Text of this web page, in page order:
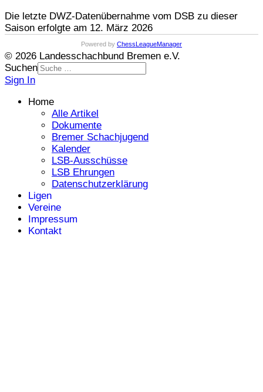
Die letzte DWZ-Datenübernahme vom DSB zu dieser
Saison erfolgte am 12. März 2026
Powered by ChessLeagueManager
© 2026 Landesschachbund Bremen e.V.
Suchen
Sign In
Home
Alle Artikel
Dokumente
Bremer Schachjugend
Kalender
LSB-Ausschüsse
LSB Ehrungen
Datenschutzerklärung
Ligen
Vereine
Impressum
Kontakt